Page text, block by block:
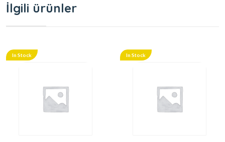
İlgili ürünler
In Stock In Stock